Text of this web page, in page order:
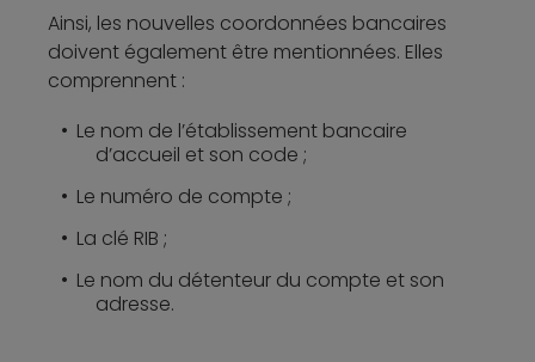
Ainsi, les nouvelles coordonnées bancaires
doivent également être mentionnées. Elles
comprennent :
Le nom de l’établissement bancaire
d’accueil et son code ;
Le numéro de compte ;
La clé RIB ;
Le nom du détenteur du compte et son
adresse.